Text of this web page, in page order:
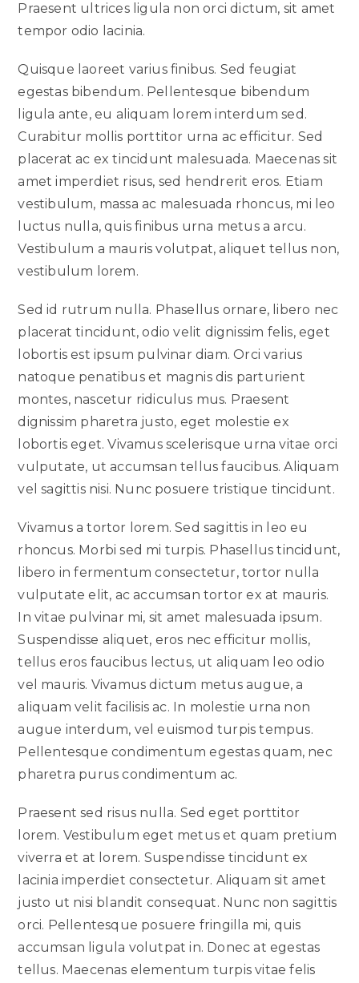
Praesent ultrices ligula non orci dictum, sit amet
tempor odio lacinia.
Quisque laoreet varius finibus. Sed feugiat
egestas bibendum. Pellentesque bibendum
ligula ante, eu aliquam lorem interdum sed.
Curabitur mollis porttitor urna ac efficitur. Sed
placerat ac ex tincidunt malesuada. Maecenas sit
amet imperdiet risus, sed hendrerit eros. Etiam
vestibulum, massa ac malesuada rhoncus, mi leo
luctus nulla, quis finibus urna metus a arcu.
Vestibulum a mauris volutpat, aliquet tellus non,
vestibulum lorem.
Sed id rutrum nulla. Phasellus ornare, libero nec
placerat tincidunt, odio velit dignissim felis, eget
lobortis est ipsum pulvinar diam. Orci varius
natoque penatibus et magnis dis parturient
montes, nascetur ridiculus mus. Praesent
dignissim pharetra justo, eget molestie ex
lobortis eget. Vivamus scelerisque urna vitae orci
vulputate, ut accumsan tellus faucibus. Aliquam
vel sagittis nisi. Nunc posuere tristique tincidunt.
Vivamus a tortor lorem. Sed sagittis in leo eu
rhoncus. Morbi sed mi turpis. Phasellus tincidunt,
libero in fermentum consectetur, tortor nulla
vulputate elit, ac accumsan tortor ex at mauris.
In vitae pulvinar mi, sit amet malesuada ipsum.
Suspendisse aliquet, eros nec efficitur mollis,
tellus eros faucibus lectus, ut aliquam leo odio
vel mauris. Vivamus dictum metus augue, a
aliquam velit facilisis ac. In molestie urna non
augue interdum, vel euismod turpis tempus.
Pellentesque condimentum egestas quam, nec
pharetra purus condimentum ac.
Praesent sed risus nulla. Sed eget porttitor
lorem. Vestibulum eget metus et quam pretium
viverra et at lorem. Suspendisse tincidunt ex
lacinia imperdiet consectetur. Aliquam sit amet
justo ut nisi blandit consequat. Nunc non sagittis
orci. Pellentesque posuere fringilla mi, quis
accumsan ligula volutpat in. Donec at egestas
tellus. Maecenas elementum turpis vitae felis